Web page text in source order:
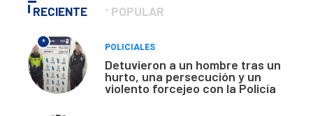
RECIENTE POPULAR
*
POLICIALES
Detuvieron a un hombre tras un
hurto, una persecución y un
violento forcejeo con la Policía